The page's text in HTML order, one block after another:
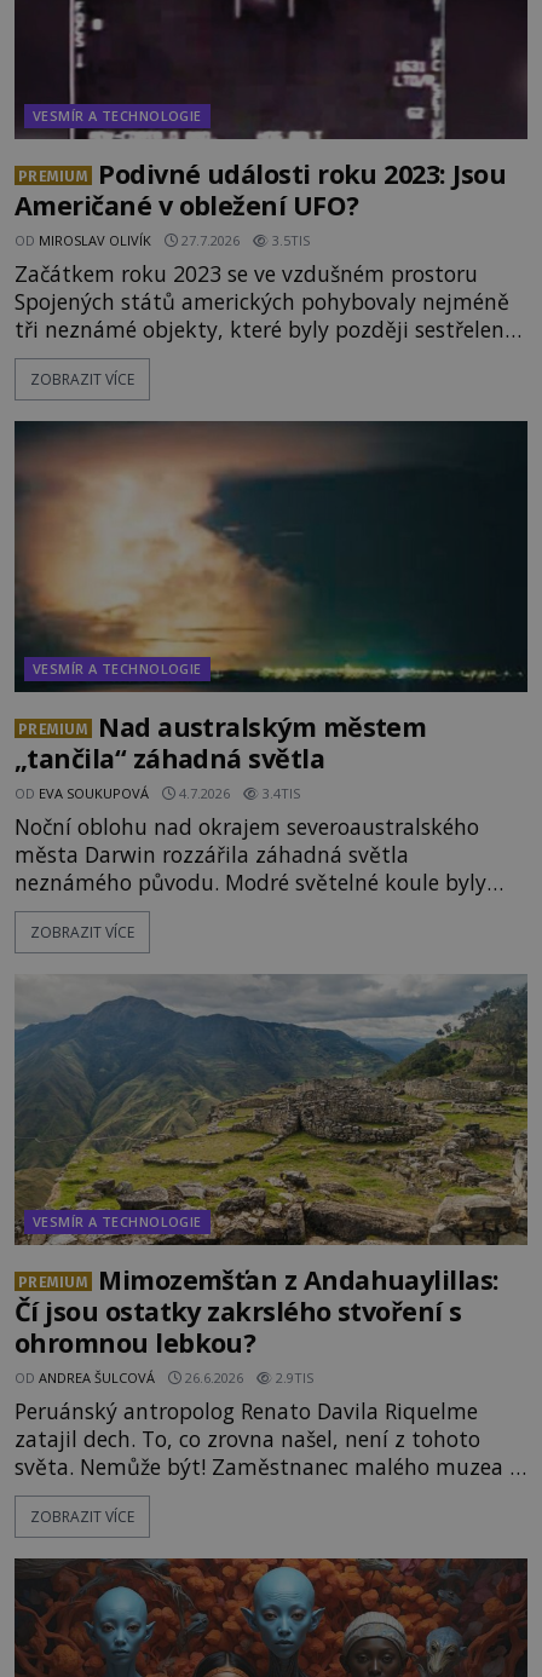
VESMÍR A TECHNOLOGIE
PREMIUM
Podivné události roku 2023: Jsou
Američané v obležení UFO?
OD MIROSLAV OLIVÍK 27.7.2026 3.5TIS
Začátkem roku 2023 se ve vzdušném prostoru
Spojených států amerických pohybovaly nejméně
tři neznámé objekty, které byly později sestřeleny.
Do dnešních dnů nebyly trosky těchto létajících
těles objeveny. Je možné, že šlo o nějaké nové
mimozemského původu? Dne 4. února roku 2023
vydává
ZOBRAZIT VÍCE
VESMÍR A TECHNOLOGIE
PREMIUM
Nad australským městem
„tančila“ záhadná světla
OD EVA SOUKUPOVÁ 4.7.2026 3.4TIS
Noční oblohu nad okrajem severoaustralského
města Darwin rozzářila záhadná světla
neznámého původu. Modré světelné koule byly
viditelné nejméně dvacet minut, během nichž se
opakovaně objevovaly a zase mizely. Svědek, který
mohlo jít o návštěvu ze světa duchů. Záhadný
záznam okamžitě rozpoutal deb
ZOBRAZIT VÍCE
VESMÍR A TECHNOLOGIE
PREMIUM
Mimozemšťan z Andahuaylillas:
Čí jsou ostatky zakrslého stvoření s
ohromnou lebkou?
OD ANDREA ŠULCOVÁ 26.6.2026 2.9TIS
Peruánský antropolog Renato Davila Riquelme
zatajil dech. To, co zrovna našel, není z tohoto
světa. Nemůže být! Zaměstnanec malého muzea v
peruánském městečku Andahuaylillas nedaleko
legendárního Cuzca pomalu sestupuje z posvátné
Právě nalezl ostatky dvou mimozemšťanů! Vědci
nad nálezem kroutí hlavou. Už na
ZOBRAZIT VÍCE